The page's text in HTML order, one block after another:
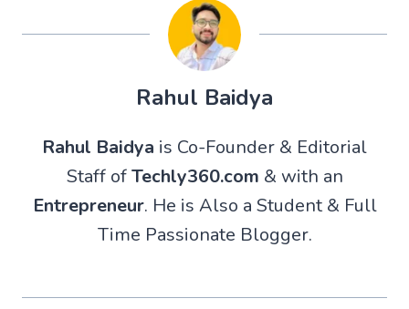
Rahul Baidya
Rahul Baidya is Co-Founder & Editorial
Staff ofTechly360.com & with an
Entrepreneur. He is Also a Student & Full
Time Passionate Blogger.